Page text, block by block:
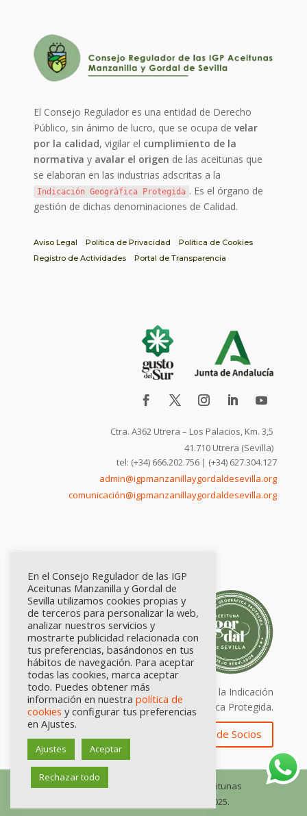
El Consejo Regulador es una entidad de Derecho
Público, sin ánimo de lucro, que se ocupa develar
por la calidad, vigilar el cumplimiento de la
normativa y avalar el origen de las aceitunas que
se elaboran en las industrias adscritas a la
Indicación Geográfica Protegida . Es el órgano de
gestión de dichas denominaciones de Calidad.
Aviso Legal Política de Privacidad
Política de Cookies
Registro de Actividades
Portal de Transparencia
Ctra. A362 Utrera – Los Palacios, Km. 3,5
41.710 Utrera (Sevilla)
tel: (+34) 666.202.756 | (+34) 627.304.127
admin@igpmanzanillaygordaldesevilla.org
comunicación@igpmanzanillaygordaldesevilla.org
Calidad certificada por Origen. Sellos de la Indicación
Geográfica Protegida.
Zona de Socios
© Consejo Regulador de las IGP Aceitunas
Manzanilla y Gordal de Sevilla, 2025.
En el Consejo Regulador de las IGP
Aceitunas Manzanilla y Gordal de
Sevilla utilizamos cookies propias y
de terceros para personalizar la web,
analizar nuestros servicios y
mostrarte publicidad relacionada con
tus preferencias, basándonos en tus
hábitos de navegación. Para aceptar
todas las cookies, marca aceptar
todo. Puedes obtener más
información en nuestra política de
cookies y configurar tus preferencias
en Ajustes.
Ajustes Aceptar
Rechazar todo